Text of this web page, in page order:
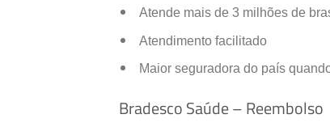
Atende mais de 3 milhões de
Atendimento facilitado
Maior seguradora do país
Bradesco Saúde – Reembolso